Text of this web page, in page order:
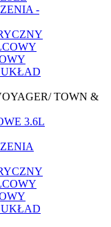
-
UKŁAD
TOWN &
3.6L
UKŁAD